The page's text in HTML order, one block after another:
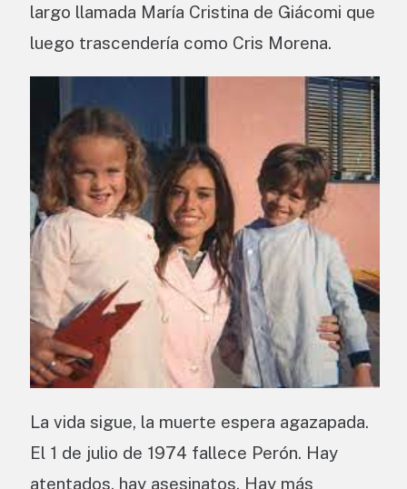
largo llamada María Cristina de Giácomi que
luego trascendería como Cris Morena.
La vida sigue, la muerte espera agazapada.
El 1 de julio de 1974 fallece Perón. Hay
atentados, hay asesinatos. Hay más